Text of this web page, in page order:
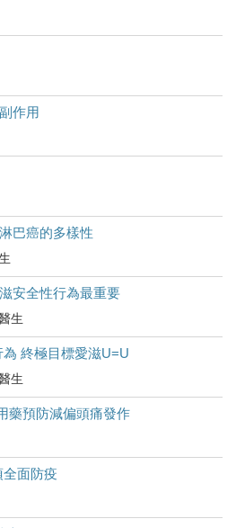
作用
巴癌的多樣性
安全性行為最重要
生
為 終極目標愛滋U=U
生
預防減偏頭痛發作
面防疫